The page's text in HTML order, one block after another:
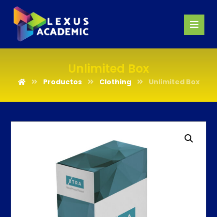
Unlimited Box
Productos Clothing Unlimited Box